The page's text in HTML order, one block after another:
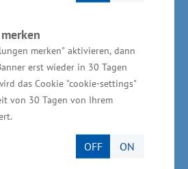
merken" aktivieren, dann
erst wieder in 30 Tagen
das Cookie "cookie-settings"
von 30 Tagen von Ihrem
OFF ON
und
Hier besteht noch
machte Mecklenburg-
Harry Glawe